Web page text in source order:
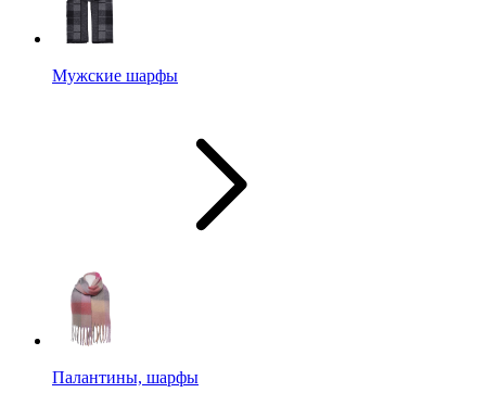
Мужские шарфы
Палантины, шарфы